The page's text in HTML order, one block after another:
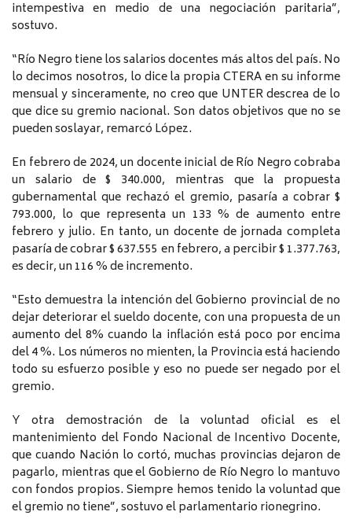
intempestiva en medio de una negociación paritaria”,
sostuvo.
“Río Negro tiene los salarios docentes más altos del país. No
lo decimos nosotros, lo dice la propia CTERA en su informe
mensual y sinceramente, no creo que UNTER descrea de lo
que dice su gremio nacional. Son datos objetivos que no se
pueden soslayar, remarcó López.
En febrero de 2024, un docente inicial de Río Negro cobraba
un salario de $ 340.000, mientras que la propuesta
gubernamental que rechazó el gremio, pasaría a cobrar $
793.000, lo que representa un 133 % de aumento entre
febrero y julio. En tanto, un docente de jornada completa
pasaría de cobrar $ 637.555 en febrero, a percibir $ 1.377.763,
es decir, un 116 % de incremento.
“Esto demuestra la intención del Gobierno provincial de no
dejar deteriorar el sueldo docente, con una propuesta de un
aumento del 8% cuando la inflación está poco por encima
del 4 %. Los números no mienten, la Provincia está haciendo
todo su esfuerzo posible y eso no puede ser negado por el
gremio.
Y otra demostración de la voluntad oficial es el
mantenimiento del Fondo Nacional de Incentivo Docente,
que cuando Nación lo cortó, muchas provincias dejaron de
pagarlo, mientras que el Gobierno de Río Negro lo mantuvo
con fondos propios. Siempre hemos tenido la voluntad que
el gremio no tiene”, sostuvo el parlamentario rionegrino.